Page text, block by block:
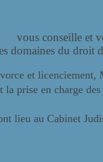
vous conseille et
domaines du
et
la prise en charge
lieu au Cabinet